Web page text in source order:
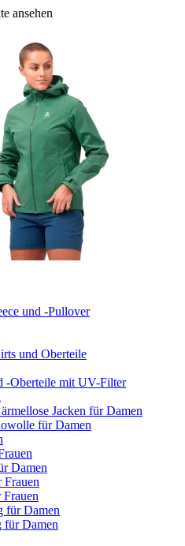
ansehen
und -Pullover
und Oberteile
-Oberteile mit UV-Filter
Jacken für Damen
für Damen
Damen
für Damen
für Damen